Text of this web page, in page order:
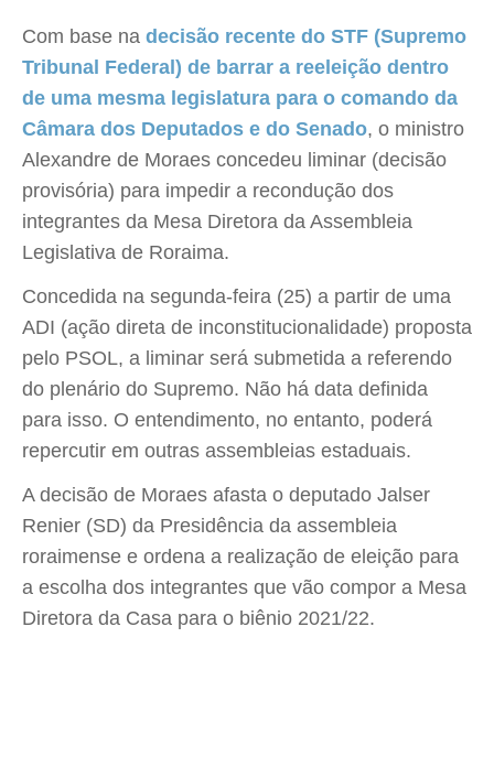
Com base na decisão recente do STF (Supremo
Tribunal Federal) de barrar a reeleição dentro
de uma mesma legislatura para o comando da
Câmara dos Deputados e do Senado, o ministro
Alexandre de Moraes concedeu liminar (decisão
provisória) para impedir a recondução dos
integrantes da Mesa Diretora da Assembleia
Legislativa de Roraima.
Concedida na segunda-feira (25) a partir de uma
ADI (ação direta de inconstitucionalidade) proposta
pelo PSOL, a liminar será submetida a referendo
do plenário do Supremo. Não há data definida
para isso. O entendimento, no entanto, poderá
repercutir em outras assembleias estaduais.
​A decisão de Moraes afasta o deputado Jalser
Renier (SD) da Presidência da assembleia
roraimense e ordena a realização de eleição para
a escolha dos integrantes que vão compor a Mesa
Diretora da Casa para o biênio 2021/22.